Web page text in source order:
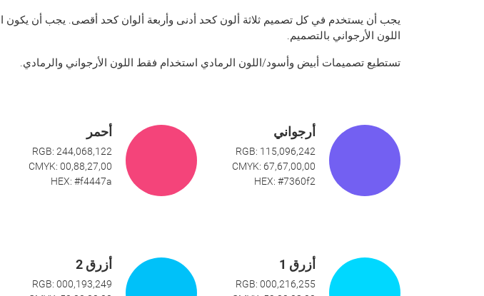
يجب أن يستخدم في كل تصميم ثلاثة ألون كحد أدنى وأربعة ألوان كحد أقصى. يجب أن يكون
اللون الأرجواني بالتصميم.
تستطيع تصميمات أبيض وأسود/اللون الرمادي استخدام فقط اللون الأرجواني والرمادي.
أرجواني
RGB: 115,096,242
CMYK: 67,67,00,00
HEX: #7360f2
أحمر
RGB: 244,068,122
CMYK: 00,88,27,00
HEX: #f4447a
أزرق 1
RGB: 000,216,255
أزرق 2
RGB: 000,193,249